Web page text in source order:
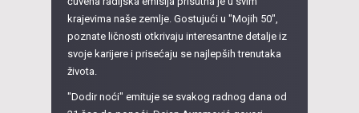
krajevima naše zemlje. Gostujući u "Mojih 50",
poznate ličnosti otkrivaju interesantne detalje iz
svoje karijere i prisećaju se najlepših trenutaka
života.
"Dodir noći" emituje se svakog radnog dana od